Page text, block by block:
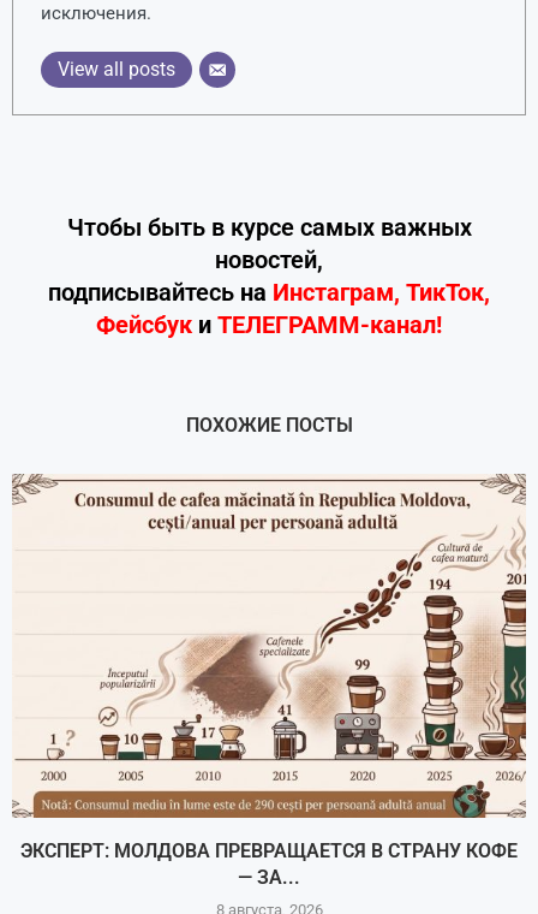
исключения.
View all posts
Чтобы быть в курсе самых важных
новостей,
подписывайтесь на Инстаграм, ТикТок,
Фейсбук и ТЕЛЕГРАММ-канал!
ПОХОЖИЕ ПОСТЫ
ЭКСПЕРТ: МОЛДОВА ПРЕВРАЩАЕТСЯ В СТРАНУ КОФЕ
— ЗА...
8 августа, 2026